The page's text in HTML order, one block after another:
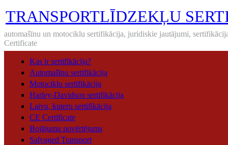
TRANSPORTLĪDZEKĻU
automašīnu un motociklu sertifikācija, juridiskie jautājumi,
Certificate
Kas ir sertifikācija?
Automašīnu sertifikācija
Motociklu sertifikācija
Harley-Davidson sertifikācija
Laivu, kuteru sertifikācija
CE Certificate
Bojājumu novērtējums
Salvaged Transport